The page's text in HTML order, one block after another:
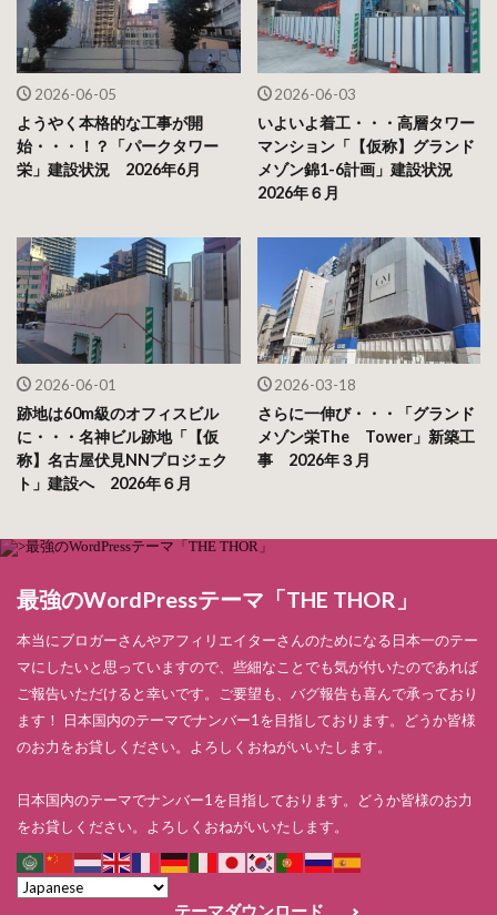
2026-06-05
ようやく本格的な工事が開
始・・・！？「パークタワー
栄」建設状況 2026年6月
2026-06-03
いよいよ着工・・・高層タワー
マンション「【仮称】グランド
メゾン錦1-6計画」建設状況
2026年６月
2026-06-01
跡地は60m級のオフィスビル
に・・・名神ビル跡地「【仮
称】名古屋伏見NNプロジェク
ト」建設へ 2026年６月
2026-03-18
さらに一伸び・・・「グランド
メゾン栄The Tower」新築工
事 2026年３月
最強のWordPressテーマ「THE THOR」
本当にブロガーさんやアフィリエイターさんのためになる日本一のテー
マにしたいと思っていますので、些細なことでも気が付いたのであれば
ご報告いただけると幸いです。ご要望も、バグ報告も喜んで承っており
ます！ 日本国内のテーマでナンバー1を目指しております。どうか皆様
のお力をお貸しください。よろしくおねがいいたします。
日本国内のテーマでナンバー1を目指しております。どうか皆様のお力
をお貸しください。よろしくおねがいいたします。
テーマダウンロード